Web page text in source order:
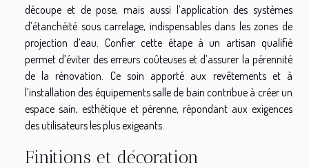
découpe et de pose, mais aussi l’application des systèmes
d’étanchéité sous carrelage, indispensables dans les zones de
projection d’eau. Confier cette étape à un artisan qualifié
permet d’éviter des erreurs coûteuses et d’assurer la pérennité
de la rénovation. Ce soin apporté aux revêtements et à
l’installation des équipements salle de bain contribue à créer un
espace sain, esthétique et pérenne, répondant aux exigences
des utilisateurs les plus exigeants.
Finitions et décoration